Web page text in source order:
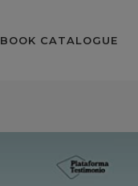
BOOK CATALOGUE